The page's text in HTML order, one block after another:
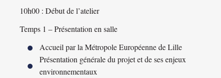
10h00 : Début de l’atelier
Temps 1 – Présentation en salle
Accueil par la Métropole Européenne de Lille
Présentation générale du projet et de ses enjeux
environnementaux